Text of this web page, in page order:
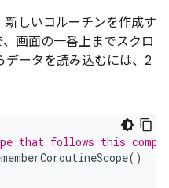
しいコルーチンを作成す
画面の一番上までスクロ
データを読み込むには、2
that follows this
()